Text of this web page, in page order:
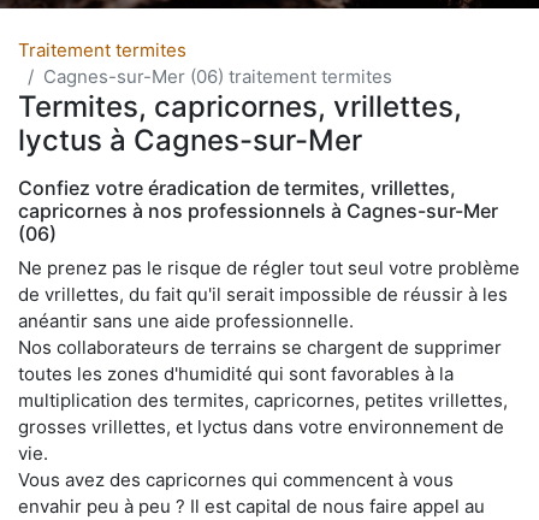
Traitement termites
Cagnes-sur-Mer (06) traitement termites
Termites, capricornes, vrillettes,
lyctus à Cagnes-sur-Mer
Confiez votre éradication de termites, vrillettes,
capricornes à nos professionnels à Cagnes-sur-Mer
(06)
Ne prenez pas le risque de régler tout seul votre problème
de vrillettes, du fait qu'il serait impossible de réussir à les
anéantir sans une aide professionnelle.
Nos collaborateurs de terrains se chargent de supprimer
toutes les zones d'humidité qui sont favorables à la
multiplication des termites, capricornes, petites vrillettes,
grosses vrillettes, et lyctus dans votre environnement de
vie.
Vous avez des capricornes qui commencent à vous
envahir peu à peu ? Il est capital de nous faire appel au